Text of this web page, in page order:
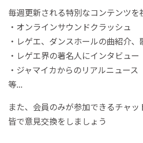
毎週更新される特別なコンテンツを
・オンラインサウンドクラッシュ
・レゲエ、ダンスホールの曲紹介、
・レゲエ界の著名人にインタビュー
・ジャマイカからのリアルニュース
等...
また、会員のみが参加できるチャッ
皆で意見交換をしましょう